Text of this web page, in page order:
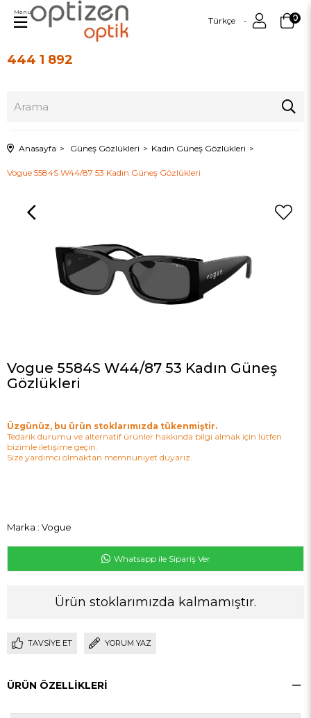
444 1 892
Türkçe 0
Menu
Anasayfa Güneş Gözlükleri Kadın Güneş Gözlükleri
Vogue 5584S W44/87 53 Kadın Güneş Gözlükleri
Vogue 5584S W44/87 53 Kadın Güneş
Gözlükleri
Üzgünüz, bu ürün stoklarımızda tükenmiştir.
Tedarik durumu ve alternatif ürünler hakkında bilgi almak için lütfen
bizimle iletişime geçin.
Size yardımcı olmaktan memnuniyet duyarız.
Marka : Vogue
Whatsapp ile Sipariş Ver
Ürün stoklarımızda kalmamıştır.
TAVSIYE ET YORUM YAZ
ÜRÜN ÖZELLIKLERI